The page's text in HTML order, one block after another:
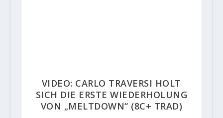
VIDEO: CARLO TRAVERSI HOLT
SICH DIE ERSTE WIEDERHOLUNG
VON „MELTDOWN“ (8C+ TRAD)